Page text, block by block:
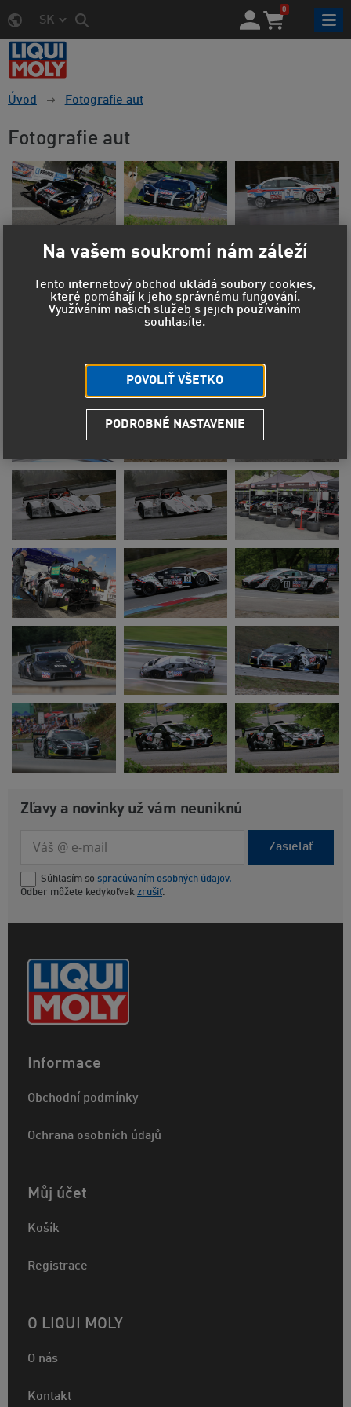
SK
0
Úvod Fotografie aut
Fotografie aut
Zľavy a novinky už vám neuniknú
Zasielať
Súhlasím so spracúvaním osobných údajov.
Odber môžete kedykoľvek zrušiť.
Informace
Obchodní podmínky
Ochrana osobních údajů
Můj účet
Košík
Registrace
O LIQUI MOLY
O nás
Kontakt
Na vašem soukromí nám záleží
Tento internetový obchod ukládá soubory cookies,
které pomáhají k jeho správnému fungování.
Využíváním našich služeb s jejich používáním
souhlasíte.
POVOLIŤ VŠETKO
PODROBNÉ NASTAVENIE